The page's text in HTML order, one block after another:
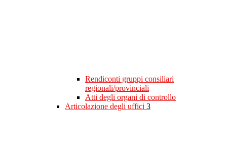
Rendiconti gruppi consiliari
regionali/provinciali
Atti degli organi di controllo
Articolazione degli uffici 3